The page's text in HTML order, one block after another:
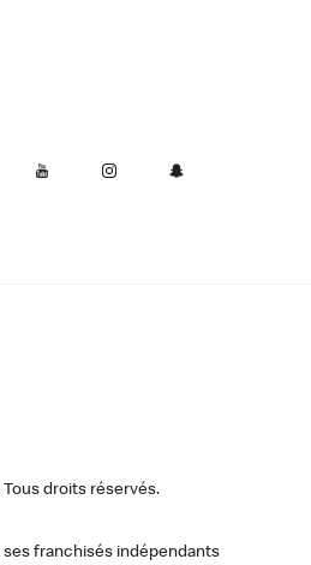
Tous droits réservés.
ses franchisés indépendants